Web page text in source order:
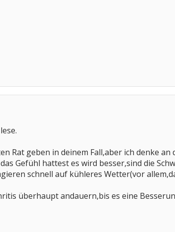
Rat geben in deinem Fall,aber ich denke an
Gefühl hattest es wird besser,sind die
schnell auf kühleres Wetter(vor
überhaupt andauern,bis es eine